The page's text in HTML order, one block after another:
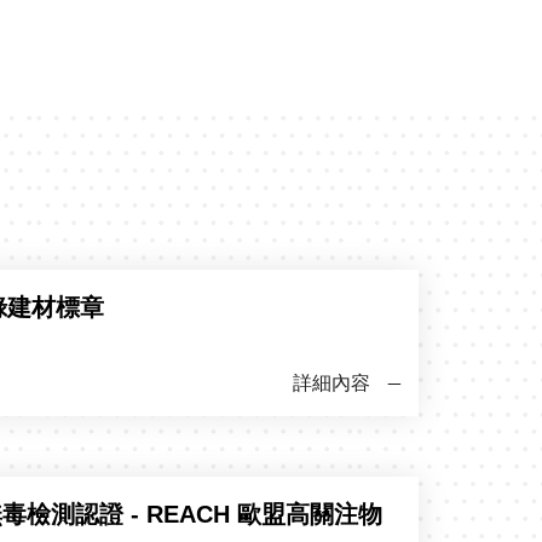
建材標章
詳細內容
檢測認證 - REACH 歐盟高關注物